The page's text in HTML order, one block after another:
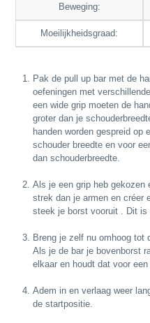
Beweging:
Moeilijkheidsgraad:
Pak de pull up bar met de
oefeningen met
een wide grip moeten de
groter dan je
handen worden gespreid op
schouder breedte en voor
dan schouderbreedte.
Als je een grip heb gekozen
strek dan je armen en créer
steek je borst vooruit . Dit is
Breng je zelf nu omhoog tot
Als je de bar je bovenborst
elkaar en houdt dat voor
Adem in en verlaag weer
de startpositie.